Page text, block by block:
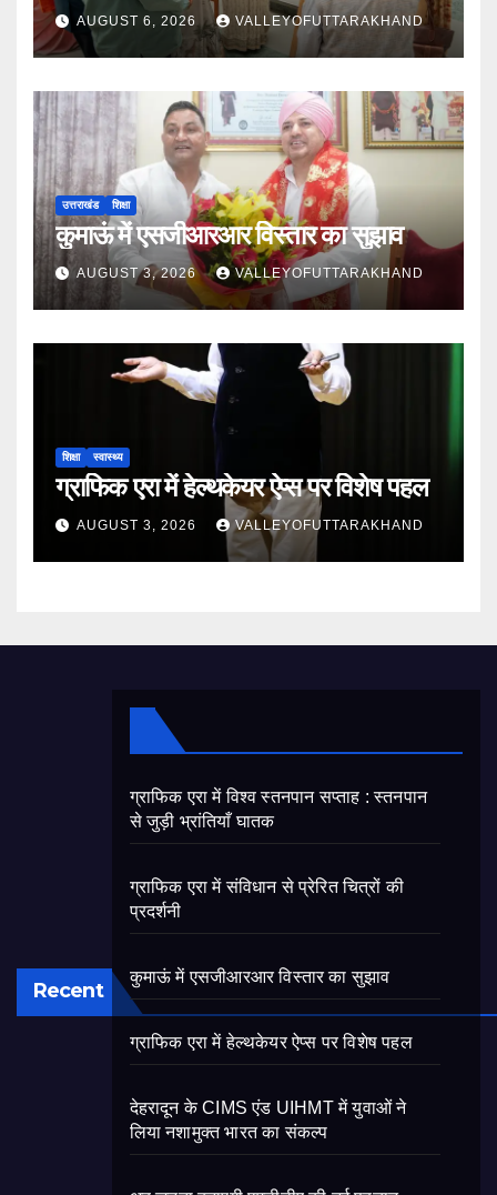
AUGUST 6, 2026 VALLEYOFUTTARAKHAND
उत्तराखंड शिक्षा
कुमाऊं में एसजीआरआर विस्तार का सुझाव
AUGUST 3, 2026 VALLEYOFUTTARAKHAND
शिक्षा स्वास्थ्य
ग्राफिक एरा में हेल्थकेयर ऐप्स पर विशेष पहल
AUGUST 3, 2026 VALLEYOFUTTARAKHAND
Recent
ग्राफिक एरा में विश्व स्तनपान सप्ताह : स्तनपान
से जुड़ी भ्रांतियाँ घातक
ग्राफिक एरा में संविधान से प्रेरित चित्रों की
प्रदर्शनी
कुमाऊं में एसजीआरआर विस्तार का सुझाव
ग्राफिक एरा में हेल्थकेयर ऐप्स पर विशेष पहल
देहरादून के CIMS एंड UIHMT में युवाओं ने
लिया नशामुक्त भारत का संकल्प